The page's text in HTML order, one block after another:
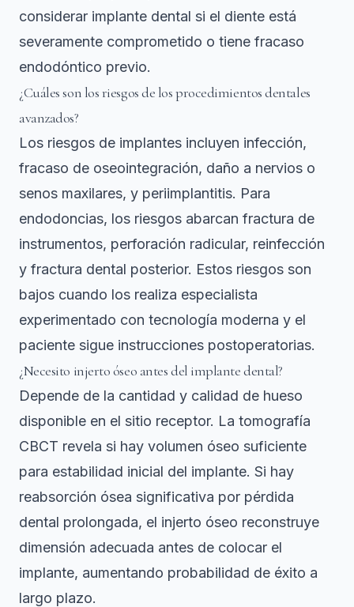
considerar implante dental si el diente está
severamente comprometido o tiene fracaso
endodóntico previo.
¿Cuáles son los riesgos de los procedimientos dentales
avanzados?
Los riesgos de implantes incluyen infección,
fracaso de oseointegración, daño a nervios o
senos maxilares, y periimplantitis. Para
endodoncias, los riesgos abarcan fractura de
instrumentos, perforación radicular, reinfección
y fractura dental posterior. Estos riesgos son
bajos cuando los realiza especialista
experimentado con tecnología moderna y el
paciente sigue instrucciones postoperatorias.
¿Necesito injerto óseo antes del implante dental?
Depende de la cantidad y calidad de hueso
disponible en el sitio receptor. La tomografía
CBCT revela si hay volumen óseo suficiente
para estabilidad inicial del implante. Si hay
reabsorción ósea significativa por pérdida
dental prolongada, el injerto óseo reconstruye
dimensión adecuada antes de colocar el
implante, aumentando probabilidad de éxito a
largo plazo.